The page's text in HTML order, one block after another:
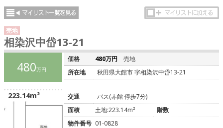
売地
相染沢中岱13-21
480万円
223.14m²
価格 480万円
売地
所在地
秋田県大館市 字相染沢中岱13-21
交通
バス(赤館 停歩7分)
面積
土地:223.14m²
階数
物件番号 01-0828